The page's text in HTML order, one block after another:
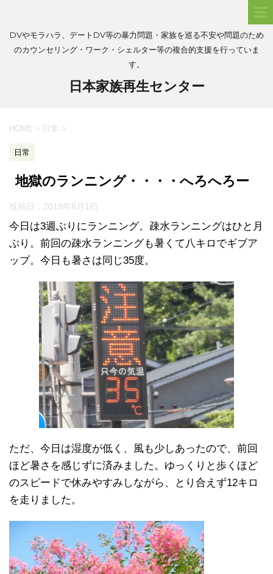
DVやモラハラ、デートDV等の暴力問題・家族を巡る不安や問題のため
のカウンセリング・ワーク・シェルター等の複合的支援を行っていま
す。
日本家族再生センター
HOME > 日常 >
日常
地獄のランニング・・・・へろへろー
投稿日： 2018年8月1日
今日は3週ぶりにランニング。疎水ランニングはひと月
ぶり。前回の疎水ランニングも暑くて八キロでギブア
ップ。今日も暑さは同じ35度。
ただ、今日は湿度が低く、風も少しあったので、前回
ほど暑さを感じずに済みました。ゆっくりと歩くほど
のスピードで休みやすみしながら、とり合えず12キロ
を走りました。